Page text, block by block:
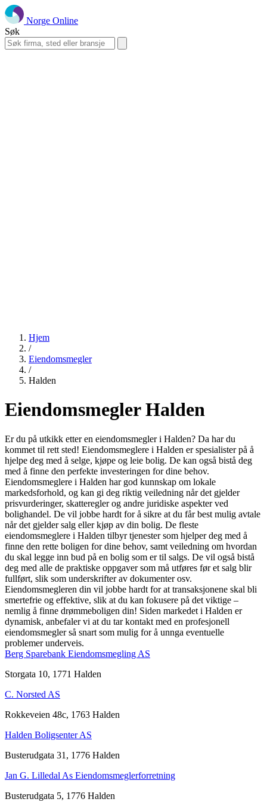
Norge Online
Søk
Hjem
/
Eiendomsmegler
/
Halden
Eiendomsmegler Halden
Er du på utkikk etter en eiendomsmegler i Halden? Da har du
kommet til rett sted! Eiendomsmeglere i Halden er spesialister på å
hjelpe deg med å selge, kjøpe og leie bolig. De kan også bistå deg
med å finne den perfekte investeringen for dine behov.
Eiendomsmeglere i Halden har god kunnskap om lokale
markedsforhold, og kan gi deg riktig veiledning når det gjelder
prisvurderinger, skatteregler og andre juridiske aspekter ved
bolighandel. De vil jobbe hardt for å sikre at du får best mulig avtale
når det gjelder salg eller kjøp av din bolig. De fleste
eiendomsmeglere i Halden tilbyr tjenester som hjelper deg med å
finne den rette boligen for dine behov, samt veiledning om hvordan
du skal legge inn bud på en bolig som er til salgs. De vil også bistå
deg med alle de praktiske oppgaver som må utføres før et salg blir
fullført, slik som underskrifter av dokumenter osv.
Eiendomsmegleren din vil jobbe hardt for at transaksjonene skal bli
smertefrie og effektive, slik at du kan fokusere på det viktige –
nemlig å finne drømmeboligen din! Siden markedet i Halden er
dynamisk, anbefaler vi at du tar kontakt med en profesjonell
eiendomsmegler så snart som mulig for å unnga eventuelle
problemer underveis.
Berg Sparebank Eiendomsmegling AS
Storgata 10, 1771 Halden
C. Norsted AS
Rokkeveien 48c, 1763 Halden
Halden Boligsenter AS
Busterudgata 31, 1776 Halden
Jan G. Lilledal As Eiendomsmeglerforretning
Busterudgata 5, 1776 Halden